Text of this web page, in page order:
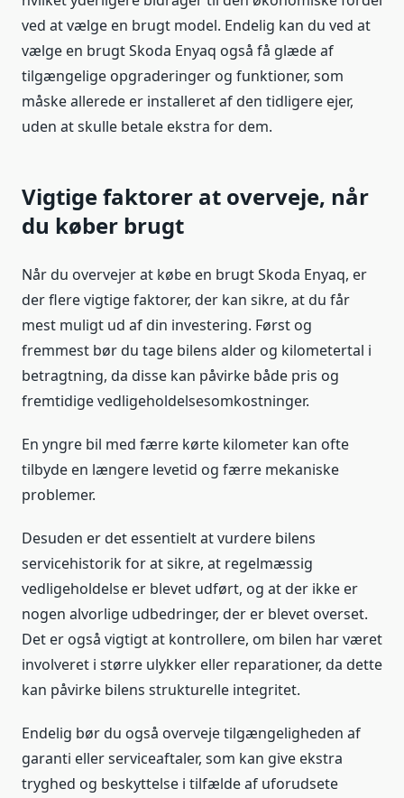
ved at vælge en brugt model. Endelig kan du ved at
vælge en brugt Skoda Enyaq også få glæde af
tilgængelige opgraderinger og funktioner, som
måske allerede er installeret af den tidligere ejer,
uden at skulle betale ekstra for dem.
Vigtige faktorer at overveje, når
du køber brugt
Når du overvejer at købe en brugt Skoda Enyaq, er
der flere vigtige faktorer, der kan sikre, at du får
mest muligt ud af din investering. Først og
fremmest bør du tage bilens alder og kilometertal i
betragtning, da disse kan påvirke både pris og
fremtidige vedligeholdelsesomkostninger.
En yngre bil med færre kørte kilometer kan ofte
tilbyde en længere levetid og færre mekaniske
problemer.
Desuden er det essentielt at vurdere bilens
servicehistorik for at sikre, at regelmæssig
vedligeholdelse er blevet udført, og at der ikke er
nogen alvorlige udbedringer, der er blevet overset.
Det er også vigtigt at kontrollere, om bilen har været
involveret i større ulykker eller reparationer, da dette
kan påvirke bilens strukturelle integritet.
Endelig bør du også overveje tilgængeligheden af
garanti eller serviceaftaler, som kan give ekstra
tryghed og beskyttelse i tilfælde af uforudsete